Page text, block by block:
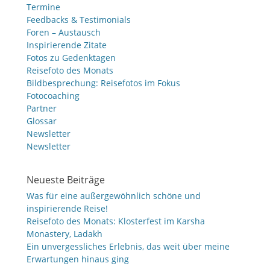
Termine
Feedbacks & Testimonials
Foren – Austausch
Inspirierende Zitate
Fotos zu Gedenktagen
Reisefoto des Monats
Bildbesprechung: Reisefotos im Fokus
Fotocoaching
Partner
Glossar
Newsletter
Newsletter
Neueste Beiträge
Was für eine außergewöhnlich schöne und
inspirierende Reise!
Reisefoto des Monats: Klosterfest im Karsha
Monastery, Ladakh
Ein unvergessliches Erlebnis, das weit über meine
Erwartungen hinaus ging